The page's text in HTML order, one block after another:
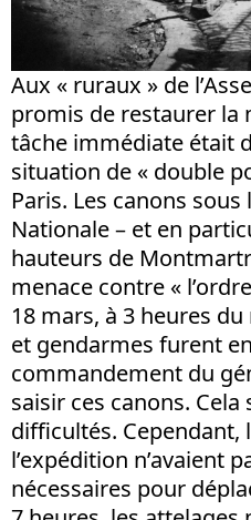
Aux « ruraux » de
promis de restaurer la
tâche immédiate était
situation de « double
Paris. Les canons
Nationale – et en
hauteurs de
menace contre «
18 mars, à 3 heures
et gendarmes furent
commandement du
saisir ces canons.
difficultés. Cependant,
l’expédition n’avaient
nécessaires pour